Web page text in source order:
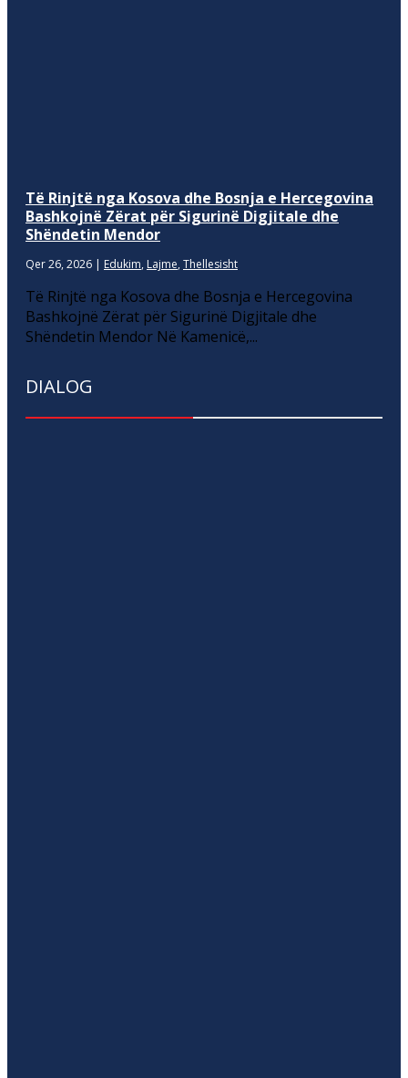
Të Rinjtë nga Kosova dhe Bosnja e Hercegovina
Bashkojnë Zërat për Sigurinë Digjitale dhe
Shëndetin Mendor
Qer 26, 2026 | Edukim, Lajme, Thellesisht
Të Rinjtë nga Kosova dhe Bosnja e Hercegovina
Bashkojnë Zërat për Sigurinë Digjitale dhe
Shëndetin Mendor Në Kamenicë,...
DIALOG